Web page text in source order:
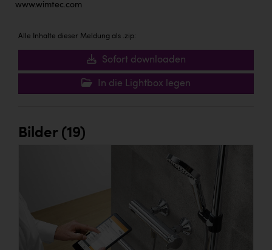
www.wimtec.com
Alle Inhalte dieser Meldung als .zip:
Sofort downloaden
In die Lightbox legen
Bilder (19)